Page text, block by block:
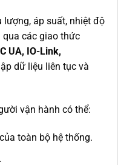
lượng, áp suất, nhiệt độ
qua các giao thức
UA, IO-Link,
dữ liệu liên tục và
vận hành có thể:
toàn bộ hệ thống.